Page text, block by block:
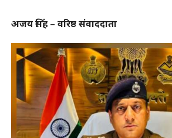
अजय सिंह – वरिष्ठ संवाददाता